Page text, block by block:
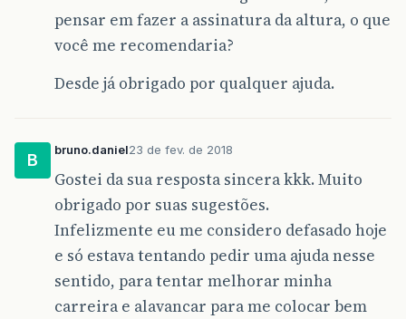
pensar em fazer a assinatura da altura, o que
você me recomendaria?
Desde já obrigado por qualquer ajuda.
B
bruno.daniel23 de fev. de 2018
Gostei da sua resposta sincera kkk. Muito
obrigado por suas sugestões.
Infelizmente eu me considero defasado hoje
e só estava tentando pedir uma ajuda nesse
sentido, para tentar melhorar minha
carreira e alavancar para me colocar bem